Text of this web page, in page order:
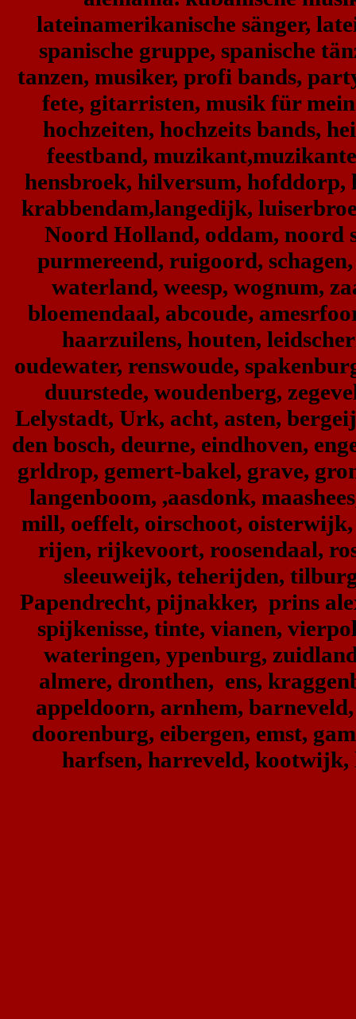
lateinamerikanische sänger,
spanische gruppe, spanische
tanzen, musiker, profi bands,
fete, gitarristen, musik für
hochzeiten, hochzeits bands,
feestband,
hensbroek, hilversum,
krabbendam,langedijk,
Noord Holland, oddam, noord
purmereend, ruigoord,
waterland, weesp, wognum,
bloemendaal, abcoude,
haarzuilens, houten,
oudewater, renswoude,
duurstede, woudenberg,
Lelystadt, Urk, acht, asten,
den bosch, deurne, eindhoven,
grldrop, gemert-bakel, grave,
langenboom, ,aasdonk,
mill, oeffelt, oirschoot, oisterwijk,
rijen, rijkevoort, roosendaal,
sleeuweijk, teherijden,
Papendrecht, pijnakker, prins
spijkenisse, tinte, vianen,
wateringen, ypenburg,
almere, dronthen, ens,
appeldoorn, arnhem,
doorenburg, eibergen, emst,
harfsen, harreveld,